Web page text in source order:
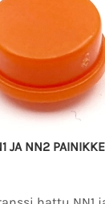
JA NN2